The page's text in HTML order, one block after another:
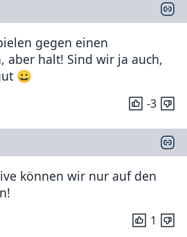
gegen einen
aber halt! Sind wir ja auch,
😀
-3
können wir nur auf den
1